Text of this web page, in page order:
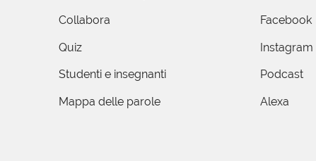
Collabora
Quiz
Studenti e insegnanti
Mappa delle parole
Facebook
Instagram
Podcast
Alexa